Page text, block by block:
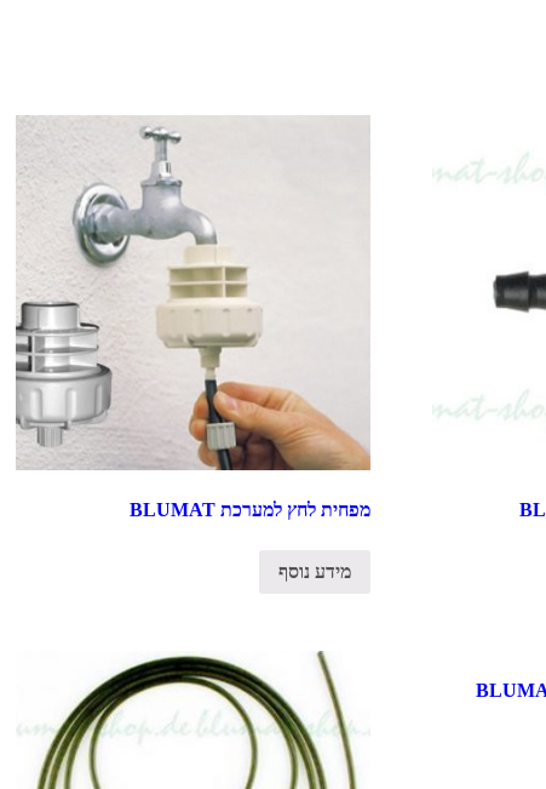
מפחית לחץ למערכת BLUMAT
מידע נוסף